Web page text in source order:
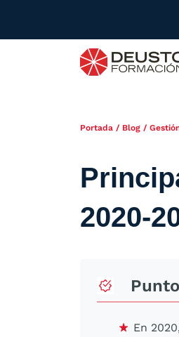
Portada / Blog /
2020-
En